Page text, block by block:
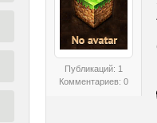
Публикаций: 1
Комментариев: 0